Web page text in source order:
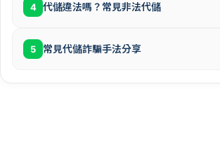
4 代儲違法嗎？常見非法代儲
5 常見代儲詐騙手法分享